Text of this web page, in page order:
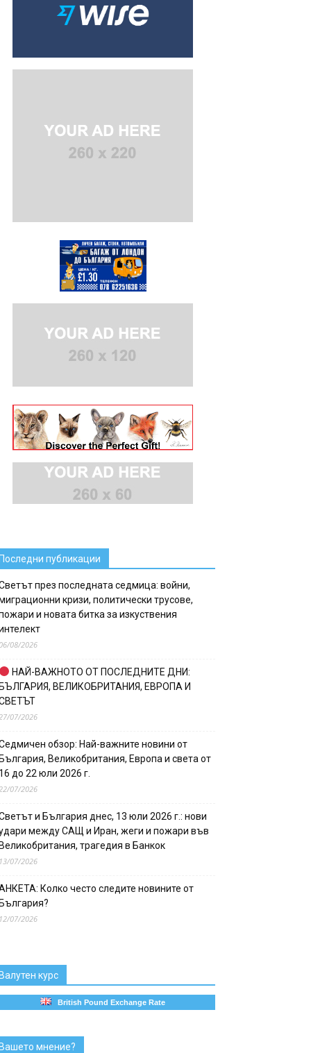
публикации
през последната седмица: войни,
кризи, политически трусове,
и новата битка за изкуствения
08/2026
НАЙ-ВАЖНОТО ОТ ПОСЛЕДНИТЕ ДНИ:
ВЕЛИКОБРИТАНИЯ, ЕВРОПА И
07/2026
обзор: Най-важните новини от
Великобритания, Европа и света от
до 22 юли 2026 г.
07/2026
и България днес, 13 юли 2026 г.: нови
между САЩ и Иран, жеги и пожари във
трагедия в Банкок
07/2026
Колко често следите новините от
07/2026
курс
British Pound Exchange Rate
мнение?